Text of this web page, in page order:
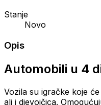
Stanje
Novo
Opis
Automobili u 4
Vozila su igračke koje
ali i djevojčica.